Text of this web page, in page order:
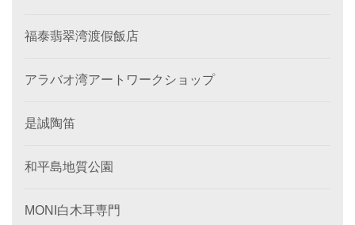
福泰翡翠湾渡假飯店
アラバオ湾アートワークショップ
是誠陶笛
和平島地質公園
MONI白木耳専門